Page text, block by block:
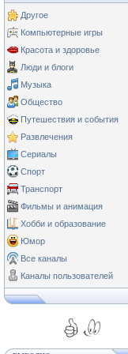
Другое
Компьютерные игры
Красота и здоровье
Люди и блоги
Музыка
Общество
Путешествия и события
Развлечения
Сериалы
Спорт
Транспорт
Фильмы и анимация
Хобби и образование
Юмор
Все каналы
Каналы пользователей